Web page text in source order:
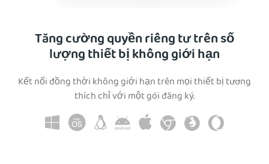
Tăng cường quyền riêng tư trên số
lượng thiết bị không giới hạn
Kết nối đồng thời không giới hạn trên mọi thiết bị tương
thích chỉ với một gói đăng ký.